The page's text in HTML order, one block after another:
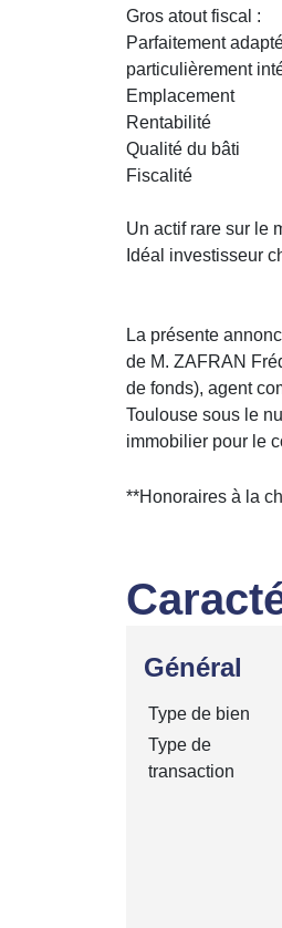
Gros atout fiscal :
Parfaitement
particulièrement
Emplacement
Rentabilité
Qualité du bâti
Fiscalité
Un actif rare sur le
Idéal investisseur
La présente
de M. ZAFRAN
de fonds), agent
Toulouse sous le
immobilier pour le
**Honoraires à la
Général
Type de bien
Type de
transaction